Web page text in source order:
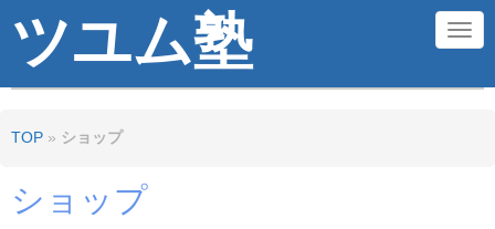
ツユム塾 N
TOP » ショップ
ショップ